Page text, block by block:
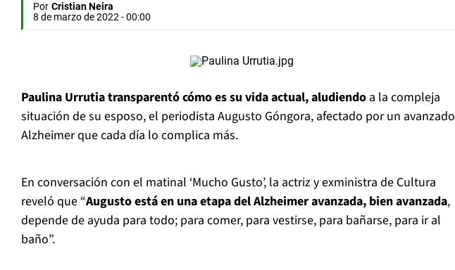
Por Cristian Neira
8 de marzo de 2022 - 00:00
Paulina Urrutia transparentó cómo es su vida actual, aludiendo a la compleja
situación de su esposo, el periodista Augusto Góngora, afectado por un avanzado
Alzheimer que cada día lo complica más.
En conversación con el matinal ‘Mucho Gusto’, la actriz y exministra de Cultura
reveló que “Augusto está en una etapa del Alzheimer avanzada, bien avanzada,
depende de ayuda para todo; para comer, para vestirse, para bañarse, para ir al
baño”.